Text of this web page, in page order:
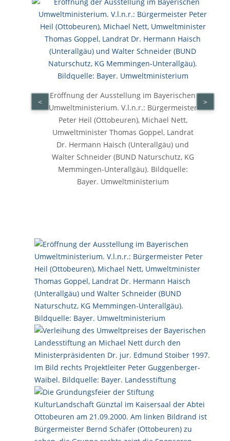
Eröffnung der Ausstellung im Bayerischen
Umweltministerium. V.l.n.r.: Bürgermeister
Peter Heil (Ottobeuren), Michael Nett,
Umweltminister Thomas Goppel, Landrat
Dr. Hermann Haisch (Unterallgäu) und
Walter Schneider (BUND Naturschutz, KG
Memmingen-Unterallgäu). Bildquelle:
Bayer. Umweltministerium
< >